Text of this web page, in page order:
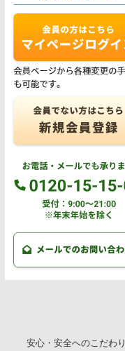
安心・安全へのこだわり